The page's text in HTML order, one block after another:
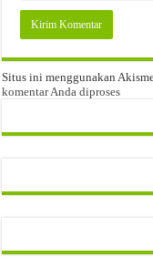
Situs ini menggunakan
komentar Anda diproses